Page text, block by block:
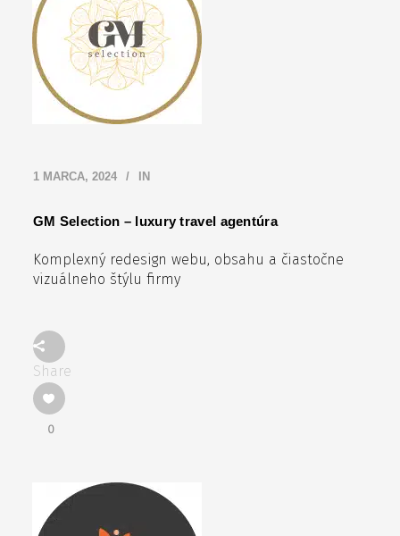
1 MARCA, 2024 IN
GM Selection – luxury travel agentúra
Komplexný redesign webu, obsahu a čiastočne
vizuálneho štýlu firmy
Share
0